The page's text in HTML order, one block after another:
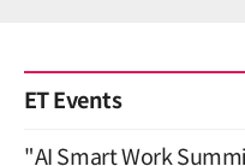
ET Events
"AI Smart Work